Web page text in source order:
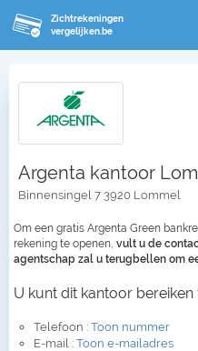
Zichtrekeningen
vergelijken.be
Argenta kantoor
Binnensingel 7 3920 Lommel
Om een gratis Argenta Green
rekening te openen, vult u de
agentschap zal u terugbellen om
U kunt dit kantoor bereiken
Telefoon : Toon nummer
E-mail : Toon e-mailadres